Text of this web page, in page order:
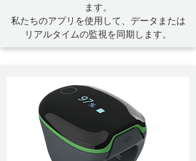
ます。
私たちのアプリを使用して、データまたは
リアルタイムの監視を同期します。